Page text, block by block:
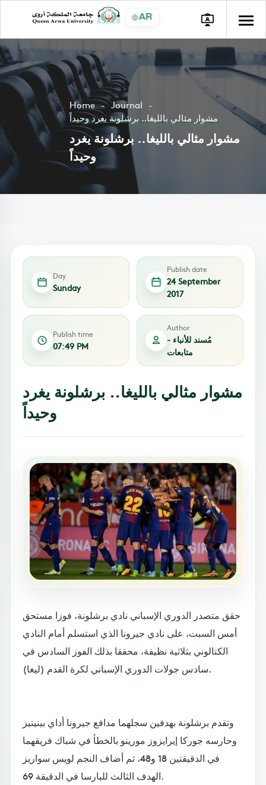
AR
Home
Journal
مشوار مثالي بالليغا.. برشلونة يغرد وحيداً
مشوار مثالي بالليغا.. برشلونة يغرد
وحيداً
Day
Sunday
Publish date
24 September
2017
Publish time
07:49 PM
Author
مُسند للأنباء -
متابعات
مشوار مثالي بالليغا.. برشلونة يغرد
وحيداً
حقق متصدر الدوري الإسباني نادي برشلونة، فوزا مستحق
أمس السبت، على نادي جيرونا الذي استسلم أمام النادي
الكتالوني بثلاثية نظيفة، محققا بذلك الفوز السادس في
سادس جولات الدوري الإسباني لكرة القدم (ليغا).
وتقدم برشلونة بهدفين سجلهما مدافع جيرونا أداي بينيتيز
وحارسه جوركا إيرايزوز مورينو بالخطأ في شباك فريقهما
في الدقيقتين 18 و48، ثم أضاف النجم لويس سواريز
الهدف الثالث للبارسا في الدقيقة 69.